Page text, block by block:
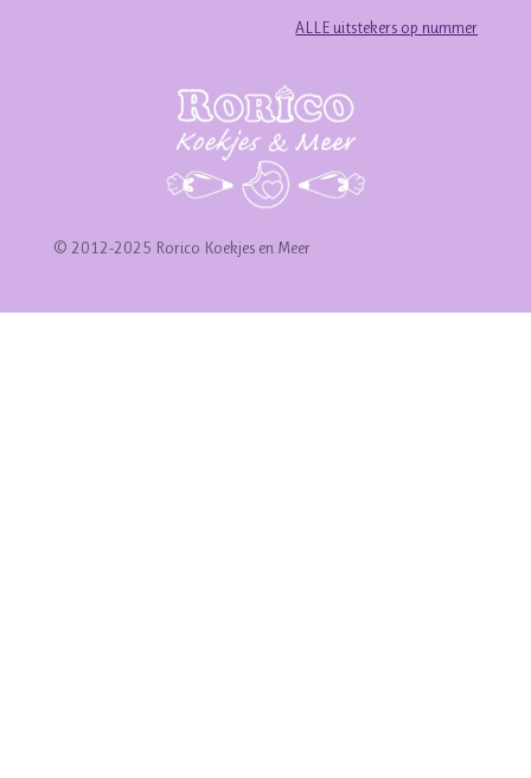
ALLE uitstekers op nummer
© 2012-2025 Rorico Koekjes en Meer